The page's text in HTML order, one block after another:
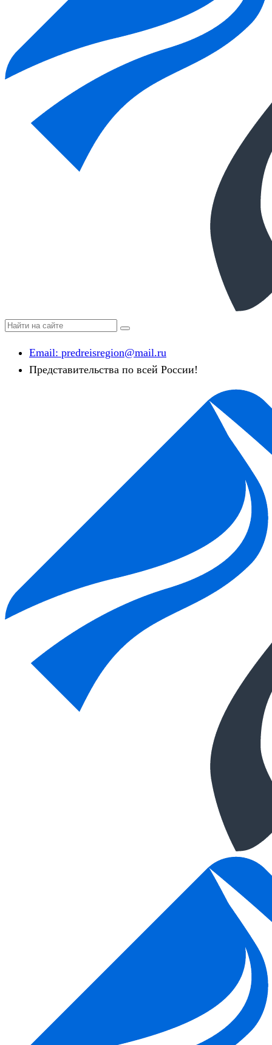
Email: predreisregion@mail.ru
Представительства по всей России!